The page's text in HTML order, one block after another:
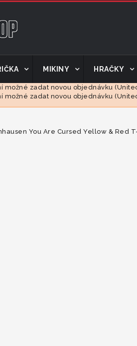
MIKINY HRAČKY
možné zadat novou objednávku
možné zadat novou objednávku
You Are Cursed Yellow & Red